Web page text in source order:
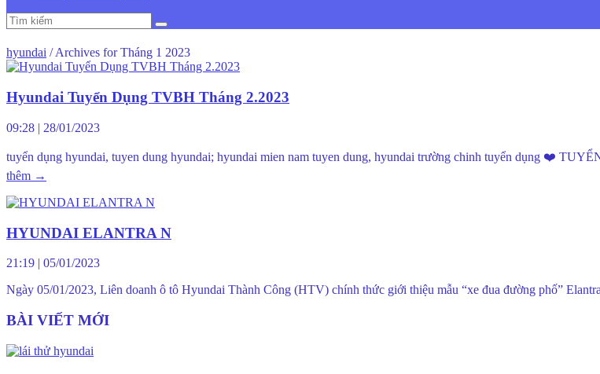
hyundai /Archives for Tháng 1 2023
Hyundai Tuyển Dụng TVBH Tháng 2.2023
09:28 | 28/01/2023
tuyển dụng hyundai, tuyen dung hyundai; hyundai mien nam tuyen dung, hyundai trường chinh tuyển dụng
thêm →
HYUNDAI ELANTRA N
21:19 | 05/01/2023
Ngày 05/01/2023, Liên doanh ô tô Hyundai Thành Công (HTV) chính thức giới thiệu mẫu “xe đua đường phố”
BÀI VIẾT MỚI